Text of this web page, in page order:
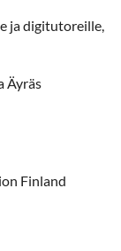
ja digitutoreille,
Äyräs
Finland